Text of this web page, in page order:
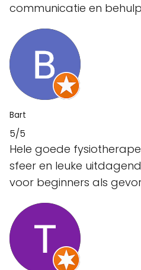
communicatie en
Bart
5/5
Hele goede
sfeer en leuke
voor beginners als